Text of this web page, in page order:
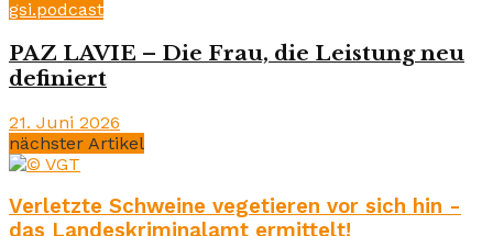
gsi.podcast
PAZ LAVIE – Die Frau, die Leistung neu
definiert
21. Juni 2026
nächster Artikel
Verletzte Schweine vegetieren vor sich hin -
das Landeskriminalamt ermittelt!